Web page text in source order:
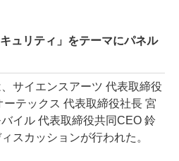
ュリティ」をテーマにパネル
サイエンスアーツ 代表取締役
テックス 代表取締役社長 宮
イル 代表取締役共同CEO 鈴
スカッションが行われた。